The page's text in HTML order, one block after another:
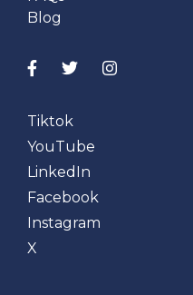
Blog
Tiktok
YouTube
LinkedIn
Facebook
Instagram
X